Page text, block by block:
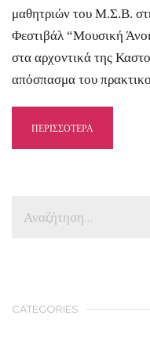
μαθητριών του Μ.Σ.Β.
Φεστιβάλ “Μουσική
στα αρχοντικά της
απόσπασμα του
ΠΕΡΙΣΣΟΤΕΡΑ
CATEGORIES